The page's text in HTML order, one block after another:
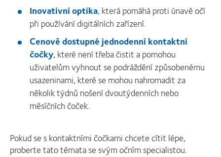
Inovativní optika, která pomáhá proti únavě očí
při používání digitálních zařízení.
Cenově dostupné jednodenní kontaktní
čočky, které není třeba čistit a pomohou
uživatelům vyhnout se podráždění způsobenému
usazeninami, které se mohou nahromadit za
několik týdnů nošení dvoutýdenních nebo
měsíčních čoček.
Pokud se s kontaktními čočkami chcete cítit lépe,
proberte tato témata se svým očním specialistou.